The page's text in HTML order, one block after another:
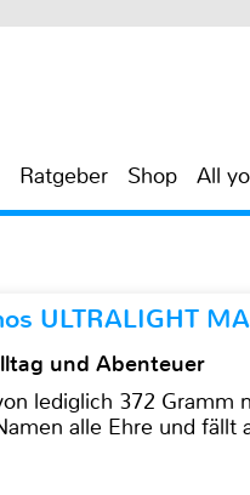
Ratgeber Shop All
ULTRALIGHT
und Abenteuer
lediglich 372 Gramm
alle Ehre und fällt